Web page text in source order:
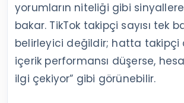
yorumların niteliği gibi
bakar. TikTok takipçi sayısı tek
belirleyici değildir; hatta takipçi
içerik performansı düşerse,
ilgi çekiyor” gibi görünebilir.